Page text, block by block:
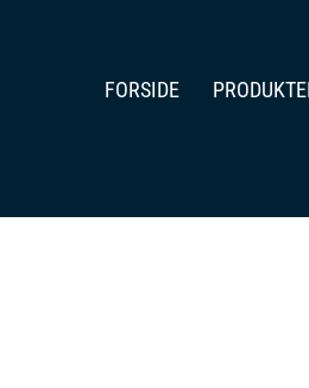
FORSIDE